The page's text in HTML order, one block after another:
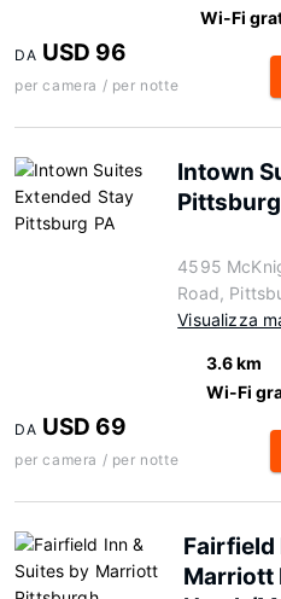
Wi-Fi
DA USD 96
per camera / per notte
Intown
Pittsburg
4595
Road,
Visualizza
3.6 km
Wi-Fi
DA USD 69
per camera / per notte
Fairfield
Marriott